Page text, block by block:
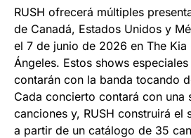
RUSH ofrecerá múltiples
de Canadá, Estados Unidos y
el 7 de junio de 2026 en The Kia
Ángeles. Estos shows
contarán con la banda tocando
Cada concierto contará con una
canciones y, RUSH construirá el
a partir de un catálogo de 35